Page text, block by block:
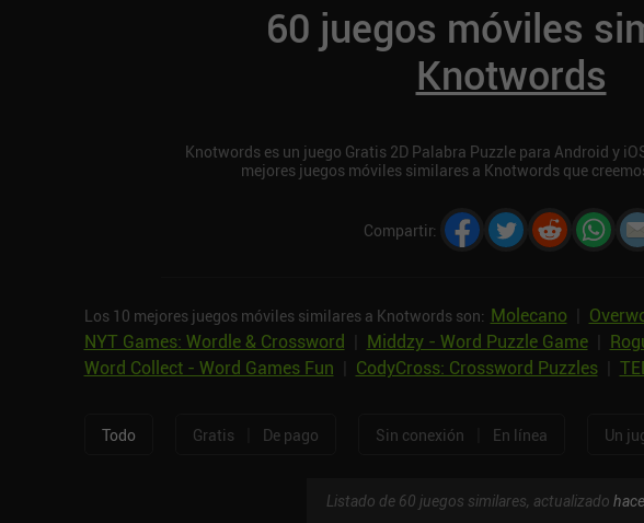
60 juegos móviles
Knotwords
Knotwords es un juego Gratis 2D Palabra Puzzle para Android y
mejores juegos móviles similares a Knotwords que
Compartir:
Los 10 mejores juegos móviles similares a Knotwords son: Molecano
NYT Games: Wordle & Crossword
Middzy - Word Puzzle Game|
Word Collect - Word Games Fun
CodyCross: Crossword Puzzles|
Todo Gratis De pago Sin conexión En línea Un
Listado de 60 juegos similares, actualizado